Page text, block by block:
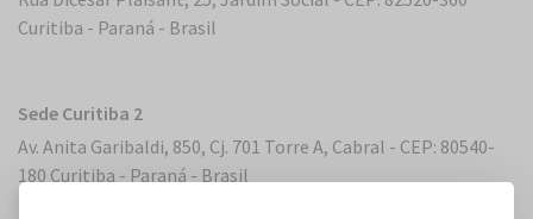
Curitiba - Paraná - Brasil
Sede Curitiba 2
Av. Anita Garibaldi, 850, Cj. 701 Torre A, Cabral - CEP: 80540-
180 Curitiba - Paraná - Brasil